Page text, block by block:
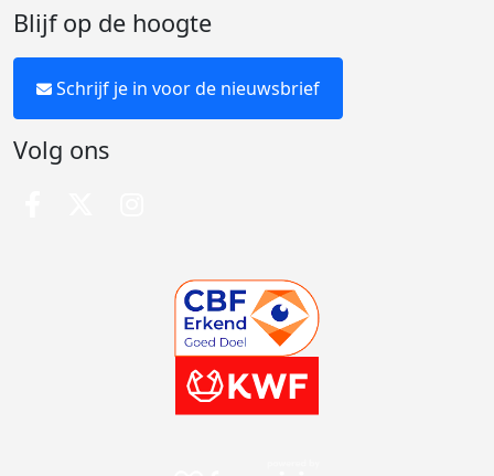
Blijf op de hoogte
Schrijf je in voor de nieuwsbrief
Volg ons